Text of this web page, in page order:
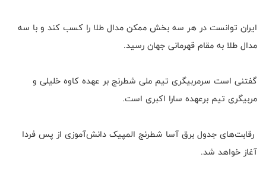
ایران توانست در هر سه بخش ممکن مدال طلا را کسب کند و با سه
مدال طلا به مقام قهرمانی جهان رسید.
گفتنی است سرمربیگری تیم ملی شطرنج بر عهده کاوه خلیلی و
مربیگری تیم برعهده سارا اکبری است.
رقابت‌های جدول برق آسا شطرنج المپیک دانش‌آموزی از پس فردا
آغاز خواهد شد.